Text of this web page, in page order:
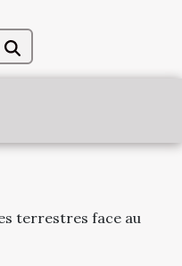
terrestres face au